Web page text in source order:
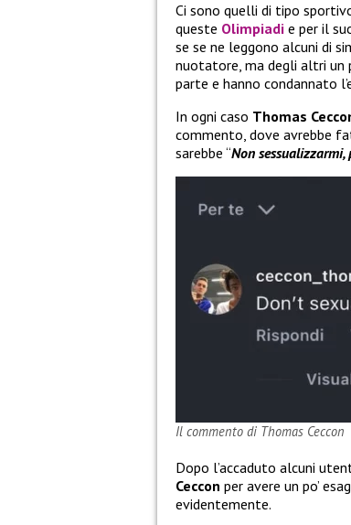
Ci sono quelli di tipo
queste Olimpiadi e per il
se se ne leggono alcuni di
nuotatore, ma degli altri un
parte e hanno condannato
In ogni caso Thomas
commento, dove avrebbe
sarebbe “Non sessualizzarmi,
Il commento di Thomas Ceccon
Dopo l’accaduto alcuni
Ceccon per avere un po’
evidentemente.